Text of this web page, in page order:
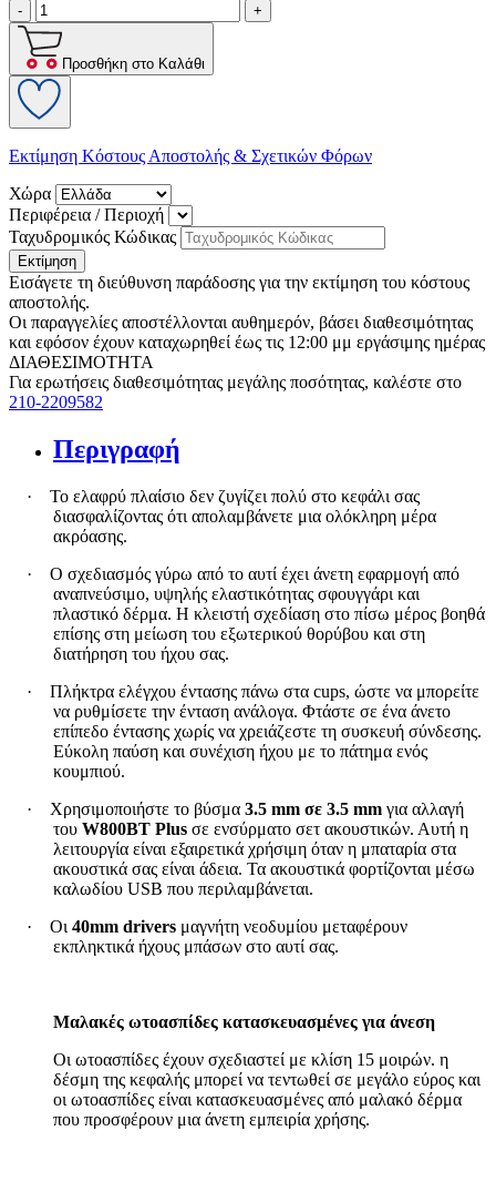
- +
Προσθήκη στο Καλάθι
Εκτίμηση Κόστους Αποστολής & Σχετικών Φόρων
Χώρα
Περιφέρεια / Περιοχή
Ταχυδρομικός Κώδικας
Εκτίμηση
Εισάγετε τη διεύθυνση παράδοσης για την εκτίμηση του κόστους
αποστολής.
Οι παραγγελίες αποστέλλονται αυθημερόν, βάσει διαθεσιμότητας
και εφόσον έχουν καταχωρηθεί έως τις 12:00 μμ εργάσιμης ημέρας
ΔΙΑΘΕΣΙΜΟΤΗΤΑ
Για ερωτήσεις διαθεσιμότητας μεγάλης ποσότητας, καλέστε στο
210-2209582
Περιγραφή
·
Το ελαφρύ πλαίσιο δεν ζυγίζει πολύ στο κεφάλι σας
διασφαλίζοντας ότι απολαμβάνετε μια ολόκληρη μέρα
ακρόασης.
·
Ο σχεδιασμός γύρω από το αυτί έχει άνετη εφαρμογή από
αναπνεύσιμο, υψηλής ελαστικότητας σφουγγάρι και
πλαστικό δέρμα. Η κλειστή σχεδίαση στο πίσω μέρος βοηθά
επίσης στη μείωση του εξωτερικού θορύβου και στη
διατήρηση του ήχου σας.
·
Πλήκτρα ελέγχου έντασης πάνω στα cups, ώστε να μπορείτε
να ρυθμίσετε την ένταση ανάλογα. Φτάστε σε ένα άνετο
επίπεδο έντασης χωρίς να χρειάζεστε τη συσκευή σύνδεσης.
Εύκολη παύση και συνέχιση ήχου με το πάτημα ενός
κουμπιού.
·
Χρησιμοποιήστε το βύσμα 3.5 mm σε 3.5 mm για αλλαγή
του W800BT Plus σε ενσύρματο σετ ακουστικών. Αυτή η
λειτουργία είναι εξαιρετικά χρήσιμη όταν η μπαταρία στα
ακουστικά σας είναι άδεια. Τα ακουστικά φορτίζονται μέσω
καλωδίου USB που περιλαμβάνεται.
·
Οι 40mm drivers μαγνήτη νεοδυμίου μεταφέρουν
εκπληκτικά ήχους μπάσων στο αυτί σας.
Μαλακές ωτοασπίδες κατασκευασμένες για άνεση
Οι ωτοασπίδες έχουν σχεδιαστεί με κλίση 15 μοιρών. η
δέσμη της κεφαλής μπορεί να τεντωθεί σε μεγάλο εύρος και
οι ωτοασπίδες είναι κατασκευασμένες από μαλακό δέρμα
που προσφέρουν μια άνετη εμπειρία χρήσης.